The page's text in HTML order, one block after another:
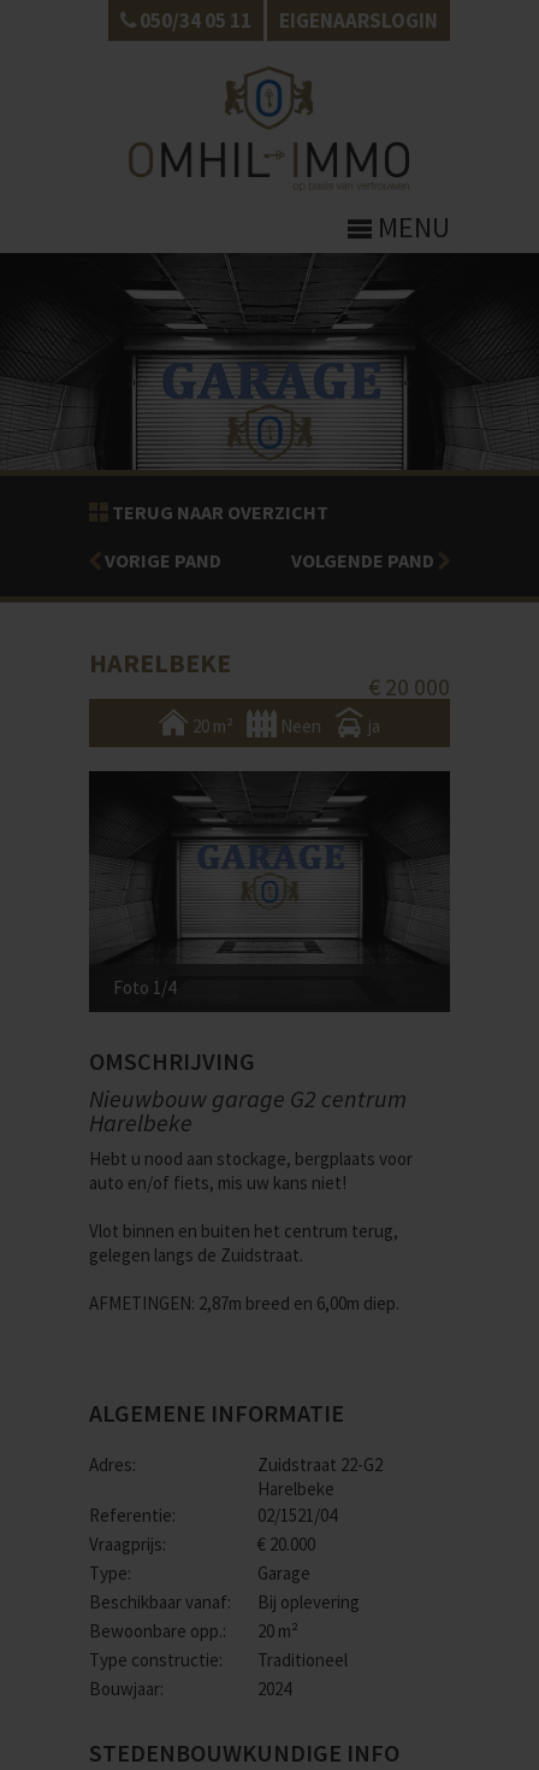
050/34 05 11 EIGENAARSLOGIN
MENU
TERUG NAAR OVERZICHT
VORIGE PAND
VOLGENDE PAND
HARELBEKE
€ 20 000
20 m² Neen ja
Foto 1/4
OMSCHRIJVING
Nieuwbouw garage G2 centrum
Harelbeke
Hebt u nood aan stockage, bergplaats voor
auto en/of fiets, mis uw kans niet!
Vlot binnen en buiten het centrum terug,
gelegen langs de Zuidstraat.
AFMETINGEN: 2,87m breed en 6,00m diep.
ALGEMENE INFORMATIE
Adres:
Zuidstraat 22-G2
Harelbeke
Referentie:
02/1521/04
Vraagprijs:
€ 20.000
Type:
Garage
Beschikbaar vanaf:
Bij oplevering
Bewoonbare opp.:
20 m²
Type constructie:
Traditioneel
Bouwjaar:
2024
STEDENBOUWKUNDIGE INFO